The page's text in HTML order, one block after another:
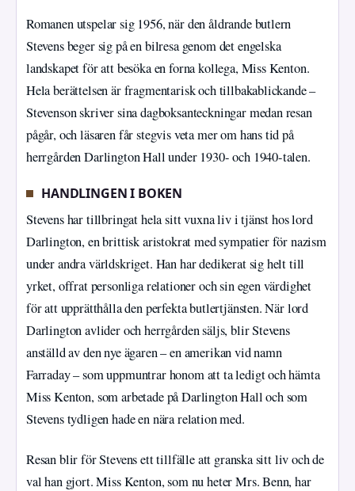
Romanen utspelar sig 1956, när den åldrande butlern
Stevens beger sig på en bilresa genom det engelska
landskapet för att besöka en forna kollega, Miss Kenton.
Hela berättelsen är fragmentarisk och tillbakablickande –
Stevenson skriver sina dagboksanteckningar medan resan
pågår, och läsaren får stegvis veta mer om hans tid på
herrgården Darlington Hall under 1930- och 1940-talen.
HANDLINGEN I BOKEN
Stevens har tillbringat hela sitt vuxna liv i tjänst hos lord
Darlington, en brittisk aristokrat med sympatier för nazism
under andra världskriget. Han har dedikerat sig helt till
yrket, offrat personliga relationer och sin egen värdighet
för att upprätthålla den perfekta butlertjänsten. När lord
Darlington avlider och herrgården säljs, blir Stevens
anställd av den nye ägaren – en amerikan vid namn
Farraday – som uppmuntrar honom att ta ledigt och hämta
Miss Kenton, som arbetade på Darlington Hall och som
Stevens tydligen hade en nära relation med.
Resan blir för Stevens ett tillfälle att granska sitt liv och de
val han gjort. Miss Kenton, som nu heter Mrs. Benn, har